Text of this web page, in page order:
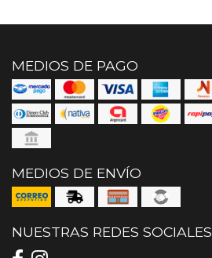
MEDIOS DE PAGO
MEDIOS DE ENVÍO
NUESTRAS REDES SOCIALES